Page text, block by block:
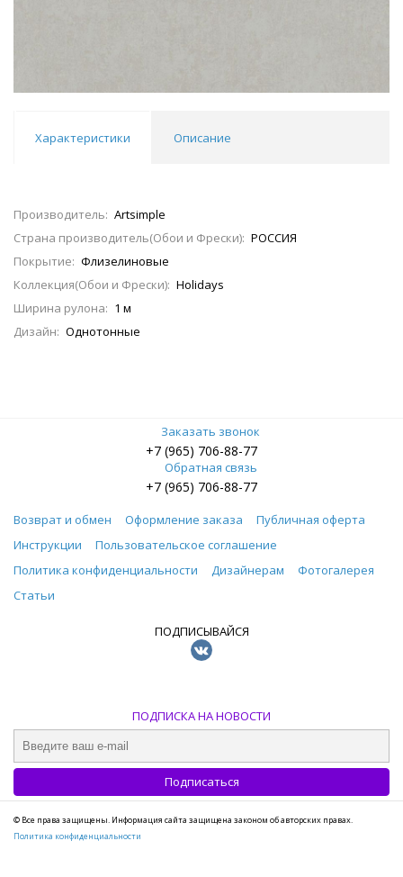
Характеристики Описание
Производитель: Artsimple
Страна производитель(Обои и Фрески): РОССИЯ
Покрытие: Флизелиновые
Коллекция(Обои и Фрески): Holidays
Ширина рулона: 1 м
Дизайн: Однотонные
Заказать звонок
+7 (965) 706-88-77
Обратная связь
+7 (965) 706-88-77
Возврат и обмен Оформление заказа
Публичная оферта
Инструкции
Пользовательское соглашение
Политика конфиденциальности
Дизайнерам
Фотогалерея
Статьи
ПОДПИСЫВАЙСЯ
ПОДПИСКА НА НОВОСТИ
© Все права защищены. Информация сайта защищена законом об авторских правах.
Политика конфиденциальности